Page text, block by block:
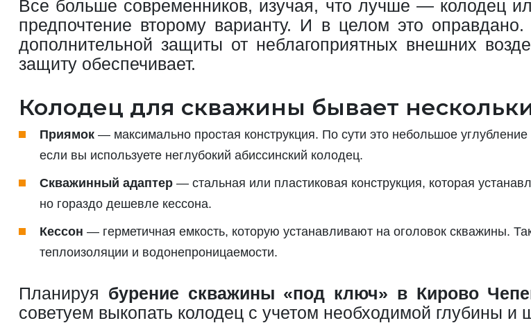
Все больше современников, изучая, что лучше — колодец
предпочтение второму варианту. И в целом это
дополнительной защиты от неблагоприятных внешних
защиту обеспечивает.
Колодец для скважины бывает
Приямок — максимально простая конструкция. По сути это небольшое
если вы используете неглубокий абиссинский колодец.
Скважинный адаптер — стальная или пластиковая конструкция, которая
но гораздо дешевле кессона.
Кессон — герметичная емкость, которую устанавливают на оголовок скважины.
теплоизоляции и водонепроницаемости.
Планируя бурение скважины «под ключ» в Кирово
советуем выкопать колодец с учетом необходимой глубины и